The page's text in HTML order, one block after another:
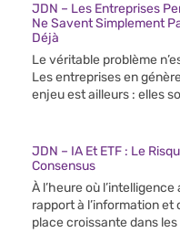
JDN – Les Entreprises
Ne Savent Simplement
Déjà
Le véritable problème
Les entreprises en
enjeu est ailleurs : elles
JDN – IA Et ETF : Le
Consensus
À l’heure où
rapport à l’information
place croissante dans